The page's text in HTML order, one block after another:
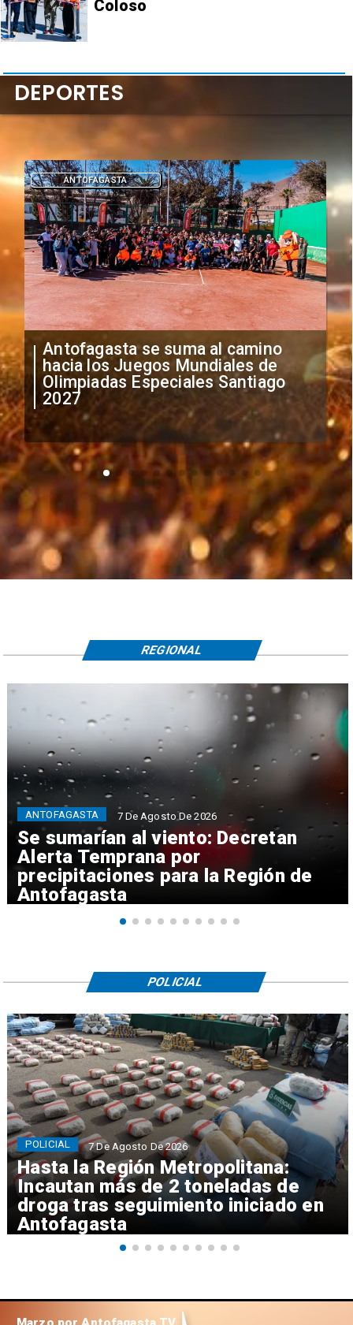
Coloso
"Falta de profesionalismo": Sifup
anuncia medidas por situación
irregular de futbolistas
extranjeros
DEPORTES
DEPORTES
Se sumarían al viento: Decretan
Alerta Temprana por
precipitaciones para la Región de
Antofagasta
ANTOFAGASTA 7 De Agosto De 2026
REGIONAL
Hasta la Región Metropolitana:
Incautan más de 2 toneladas de
droga tras seguimiento iniciado en
Antofagasta
POLICIAL 7 De Agosto De 2026
POLICIAL